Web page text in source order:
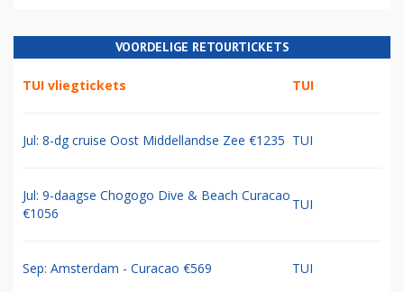
VOORDELIGE RETOURTICKETS
TUI vliegtickets TUI
Jul: 8-dg cruise Oost Middellandse Zee €1235 TUI
Jul: 9-daagse Chogogo Dive & Beach Curacao
€1056
TUI
Sep: Amsterdam - Curacao €569 TUI